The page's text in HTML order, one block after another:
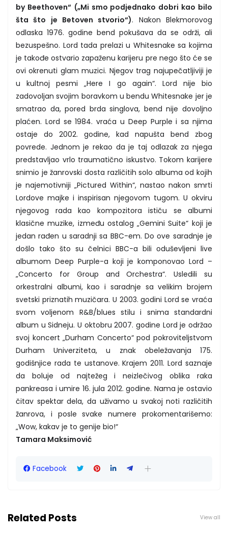
by Beethoven“ („Mi smo podjednako dobri kao bilo
šta što je Betoven stvorio“). Nakon Blekmorovog
odlaska 1976. godine bend pokušava da se održi, ali
bezuspešno. Lord tada prelazi u Whitesnake sa kojima
je takođe ostvario zapaženu karijeru pre nego što će se
ovi okrenuti glam muzici. Njegov trag najupečatljiviji je
u kultnoj pesmi „Here I go again“. Lord nije bio
zadovoljan svojim boravkom u bendu Whitesnake jer je
smatrao da, pored brda singlova, bend nije dovoljno
plaćen. Lord se 1984. vraća u Deep Purple i sa njima
ostaje do 2002. godine, kad napušta bend zbog
povrede. Jednom je rekao da je taj odlazak za njega
predstavljao vrlo traumatično iskustvo. Tokom karijere
snimio je žanrovski dosta različitih solo albuma od kojih
je najemotivniji „Pictured Within“, nastao nakon smrti
Lordove majke i inspirisan njegovom tugom. U okviru
njegovog rada kao kompozitora ističu se albumi
klasične muzike, između ostalog „Gemini Suite“ koji je
jedan rađen u saradnji sa BBC-em. Do ove saradnje je
došlo tako što su čelnici BBC-a bili oduševljeni live
albumom Deep Purple-a koji je komponovao Lord –
„Concerto for Group and Orchestra“. Usledili su
orkestralni albumi, kao i saradnje sa velikim brojem
svetski priznatih muzičara. U 2003. godini Lord se vraća
svom voljenom R&B/blues stilu i snima standardni
album u Sidneju. U oktobru 2007. godine Lord je održao
svoj koncert „Durham Concerto“ pod pokroviteljstvom
Durham Univerziteta, u znak obeležavanja 175.
godišnjice rada te ustanove. Krajem 2011. Lord saznaje
da boluje od najtežeg i neizlečivog oblika raka
pankreasa i umire 16. jula 2012. godine. Nama je ostavio
čitav spektar dela, da uživamo u svakoj noti različitih
žanrova, i posle svake numere prokomentarišemo:
„Wow, kakav je to genije bio!“
Tamara Maksimović
Facebook
Related Posts View all